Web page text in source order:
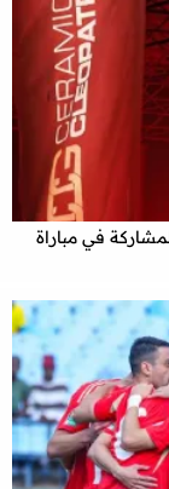
في مباراة